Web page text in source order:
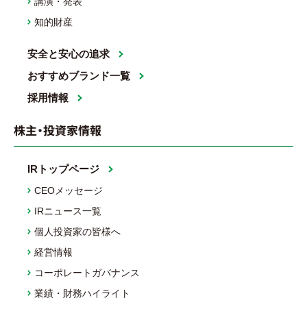
知的財産
安全と安心の追求
おすすめブランド一覧
採用情報
株主・投資家情報
IRトップページ
CEOメッセージ
IRニュース一覧
個人投資家の皆様へ
経営情報
コーポレートガバナンス
業績・財務ハイライト